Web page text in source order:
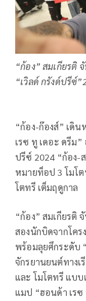
“ก้อง” สมเกียรติ
“เวิลด์ กรังด์ปรีซ์
“ก้อง-ก๊องส์” เดิ
เรซ ทู เดอะ ดรีม
ปรีซ์ 2024 “ก้อง-
หมายท็อป 3 โมโ
โตทรี เต็มฤดูกาล
“ก้อง” สมเกียรติ
สองนักบิดจากโคร
พร้อมลุยศึกระดับ
จักรยานยนต์ทางเ
และ โมโตทรี แบ
แมป “ฮอนด้า เรซ